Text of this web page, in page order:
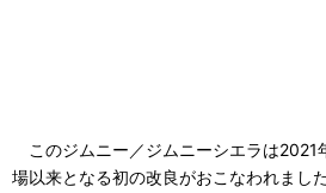
このジムニー／ジムニーシエラは2021
場以来となる初の改良がおこなわれまし